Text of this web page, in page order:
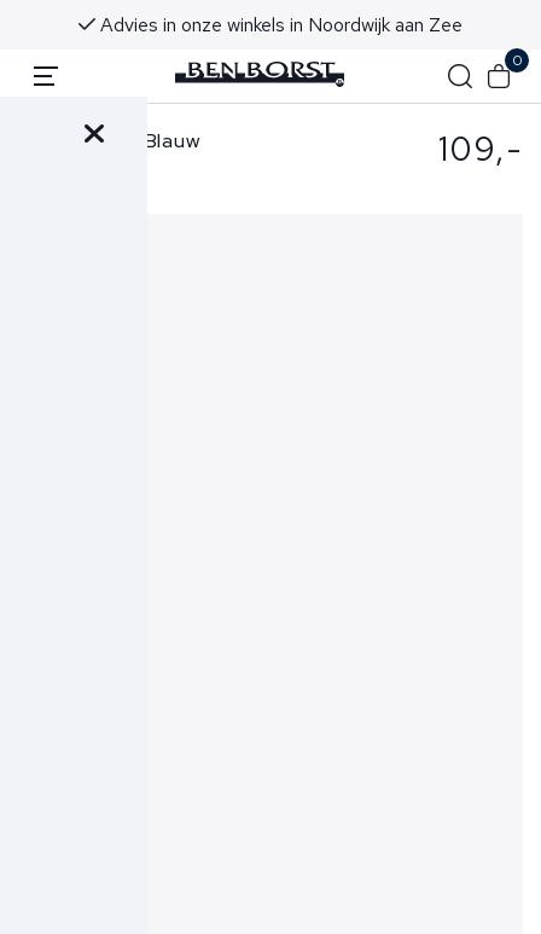
Advies in onze winkels in Noordwijk aan Zee
0
Wahts Short Blauw 109,-